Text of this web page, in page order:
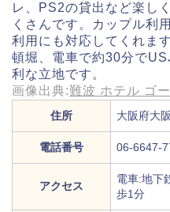
レ、PS2の貸出など楽し
くさんです。カップル利
利用にも対応してくれま
頓堀、電車で約30分で
利な立地です。
画像出典:難波 ホテル ゴ
住所 大阪府大
電話番号 06-6647-
アクセス
電車:地下
歩1分